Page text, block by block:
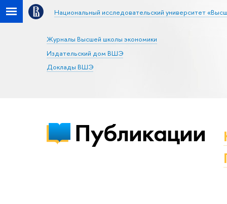
Национальный исследовательский университет
Журналы Высшей школы экономики
Издательский дом ВШЭ
Доклады ВШЭ
Публикации